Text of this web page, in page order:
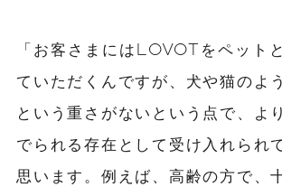
「お客さまにはLOVOTをペット
ていただくんですが、犬や猫のよ
という重さがないという点で、よ
でられる存在として受け入れられ
思います。例えば、高齢の方で、